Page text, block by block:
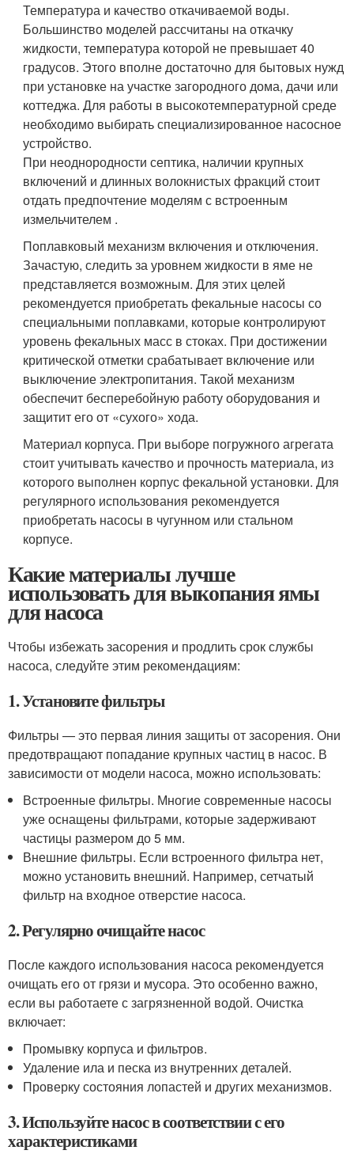
Температура и качество откачиваемой воды.
Большинство моделей рассчитаны на откачку
жидкости, температура которой не превышает 40
градусов. Этого вполне достаточно для бытовых нужд
при установке на участке загородного дома, дачи или
коттеджа. Для работы в высокотемпературной среде
необходимо выбирать специализированное насосное
устройство.
При неоднородности септика, наличии крупных
включений и длинных волокнистых фракций стоит
отдать предпочтение моделям с встроенным
измельчителем .
Поплавковый механизм включения и отключения.
Зачастую, следить за уровнем жидкости в яме не
представляется возможным. Для этих целей
рекомендуется приобретать фекальные насосы со
специальными поплавками, которые контролируют
уровень фекальных масс в стоках. При достижении
критической отметки срабатывает включение или
выключение электропитания. Такой механизм
обеспечит бесперебойную работу оборудования и
защитит его от «сухого» хода.
Материал корпуса. При выборе погружного агрегата
стоит учитывать качество и прочность материала, из
которого выполнен корпус фекальной установки. Для
регулярного использования рекомендуется
приобретать насосы в чугунном или стальном
корпусе.
Какие материалы лучше
использовать для выкопания ямы
для насоса
Чтобы избежать засорения и продлить срок службы
насоса, следуйте этим рекомендациям:
1. Установите фильтры
Фильтры — это первая линия защиты от засорения. Они
предотвращают попадание крупных частиц в насос. В
зависимости от модели насоса, можно использовать:
Встроенные фильтры. Многие современные насосы
уже оснащены фильтрами, которые задерживают
частицы размером до 5 мм.
Внешние фильтры. Если встроенного фильтра нет,
можно установить внешний. Например, сетчатый
фильтр на входное отверстие насоса.
2. Регулярно очищайте насос
После каждого использования насоса рекомендуется
очищать его от грязи и мусора. Это особенно важно,
если вы работаете с загрязненной водой. Очистка
включает:
Промывку корпуса и фильтров.
Удаление ила и песка из внутренних деталей.
Проверку состояния лопастей и других механизмов.
3. Используйте насос в соответствии с его
характеристиками